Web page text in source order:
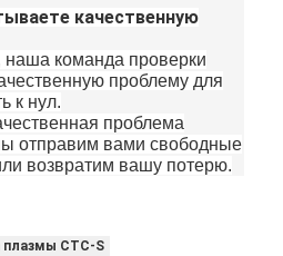
качественную
наша команда проверки
проблему для
к нул.
проблема
отправим вами свободные
возвратим вашу потерю.
CTC-S